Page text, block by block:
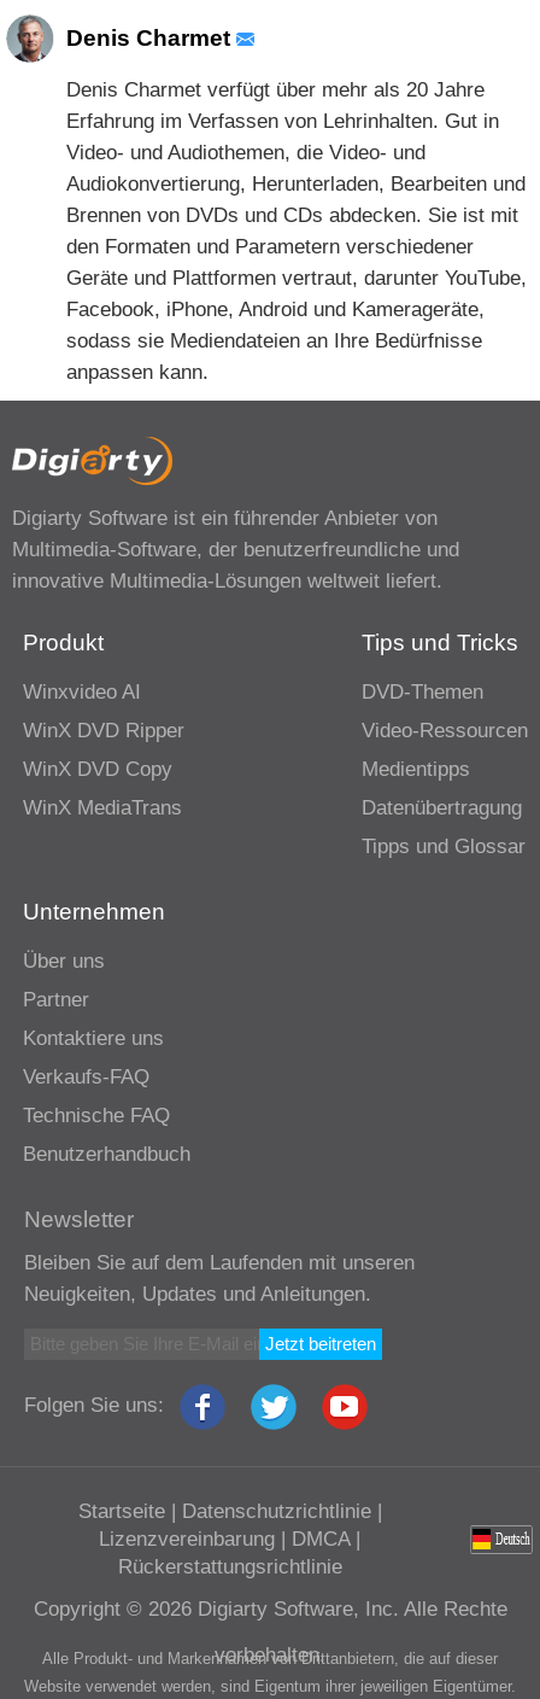
Denis Charmet
Denis Charmet verfügt über mehr als 20 Jahre
Erfahrung im Verfassen von Lehrinhalten. Gut in
Video- und Audiothemen, die Video- und
Audiokonvertierung, Herunterladen, Bearbeiten und
Brennen von DVDs und CDs abdecken. Sie ist mit
den Formaten und Parametern verschiedener
Geräte und Plattformen vertraut, darunter YouTube,
Facebook, iPhone, Android und Kamerageräte,
sodass sie Mediendateien an Ihre Bedürfnisse
anpassen kann.
Digiarty Software ist ein führender Anbieter von
Multimedia-Software, der benutzerfreundliche und
innovative Multimedia-Lösungen weltweit liefert.
Produkt
Winxvideo AI
WinX DVD Ripper
WinX DVD Copy
WinX MediaTrans
Tips und Tricks
DVD-Themen
Video-Ressourcen
Medientipps
Datenübertragung
Tipps und Glossar
Unternehmen
Über uns
Partner
Kontaktiere uns
Verkaufs-FAQ
Technische FAQ
Benutzerhandbuch
Newsletter
Bleiben Sie auf dem Laufenden mit unseren
Neuigkeiten, Updates und Anleitungen.
Jetzt beitreten
Folgen Sie uns:
Startseite| Datenschutzrichtlinie|
Lizenzvereinbarung | DMCA|
Rückerstattungsrichtlinie
Copyright © 2026 Digiarty Software, Inc. Alle Rechte
vorbehalten.
Alle Produkt- und Markennamen von Drittanbietern, die auf dieser
Website verwendet werden, sind Eigentum ihrer jeweiligen Eigentümer.